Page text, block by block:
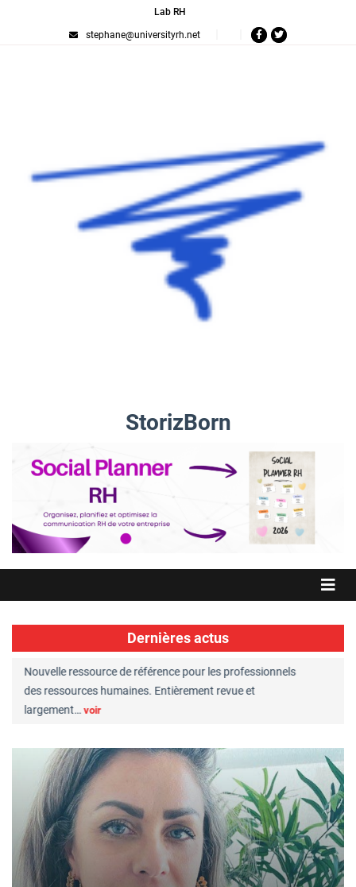
Lab RH
stephane@universityrh.net
StorizBorn
Dernières actus
Nouvelle ressource de référence pour les professionnels
des ressources humaines. Entièrement revue et
largement… voir